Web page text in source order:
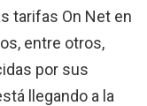
tarifas On Net en
entre otros,
por sus
llegando a la